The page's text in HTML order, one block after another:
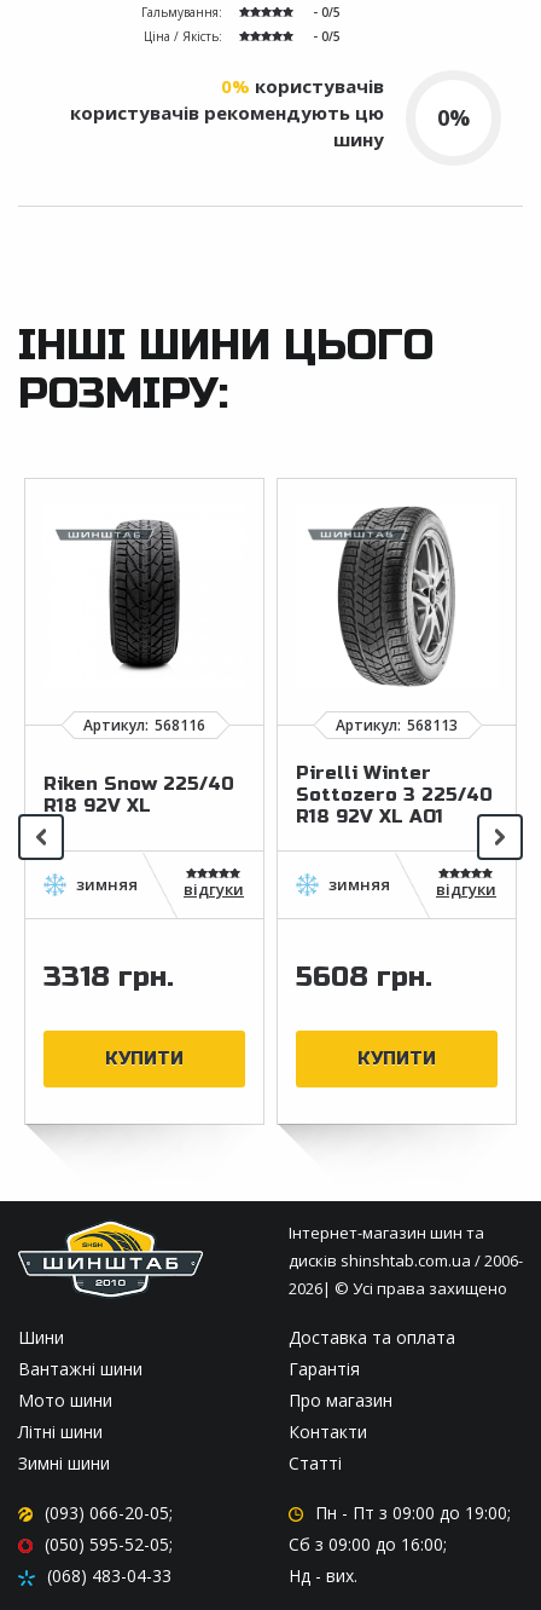
Гальмування:
- 0/5
Ціна / Якість:
- 0/5
0%
0% користувачів
користувачів рекомендують цю
шину
ІНШІ ШИНИ ЦЬОГО
РОЗМІРУ:
Riken Snow 225/40
R18 92V XL
відгуки
3318 грн.
Pirelli Winter
Sottozero 3 225/40
R18 92V XL AO1
відгуки
5608 грн.
Шини
Вантажні шини
Мото шини
Літні шини
Зимні шини
Доставка та оплата
Гарантія
Про магазин
Контакти
Статті
(093) 066-20-05;
(050) 595-52-05;
(068) 483-04-33
Пн - Пт з 09:00 до 19:00;
Сб з 09:00 до 16:00;
Нд - вих.
Інтернет-магазин шин та
дисків shinshtab.com.ua / 2006-
2026| © Усі права захищено